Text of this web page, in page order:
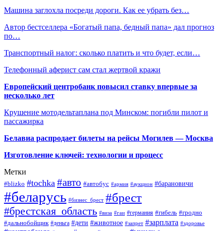
Машина заглохла посреди дороги. Как ее убрать без…
Автор бестселлера «Богатый папа, бедный папа» дал прогноз
по…
Транспортный налог: сколько платить и что будет, если…
Телефонный аферист сам стал жертвой кражи
Европейский центробанк повысил ставку впервые за
несколько лет
Крушение мотодельтаплана под Минском: погибли пилот и
пассажирка
Белавиа распродает билеты на рейсы Могилев — Москва
Изготовление ключей: технологии и процесс
Метки
#blizko #tochka #авто #автобус #армия #аукцион #барановичи
#беларусь #бизнес_брест #брест
#брестская_область #виза #гаи #германия #гибель #гродно
#дальнобойщик #деньга #дети #животное #запрет #зарплата #здоровье